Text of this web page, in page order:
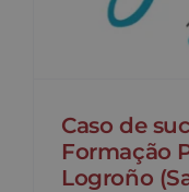
Caso de
Formação
Logroño